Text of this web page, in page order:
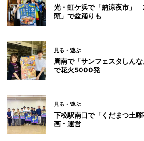
光・虹ケ浜で「納涼夜市」
頭」で盆踊りも
見る・遊ぶ
周南で「サンフェスタしん
で花火5000発
見る・遊ぶ
下松駅南口で「くだまつ土
画・運営